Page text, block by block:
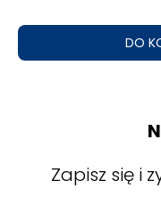
DO
Zapisz się i